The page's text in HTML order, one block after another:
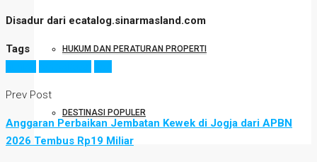
HUKUM DAN PERATURAN PROPERTI
DESTINASI POPULER
Disadur dari ecatalog.sinarmasland.com
Tags
Prev Post
Anggaran Perbaikan Jembatan Kewek di Jogja dari APBN
2026 Tembus Rp19 Miliar